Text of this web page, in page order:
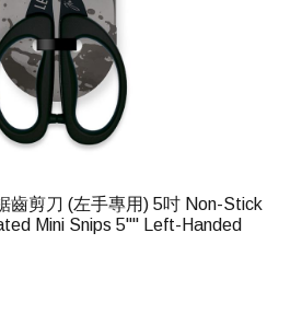
齒剪刀 (左手專用) 5吋 Non-Stick
Mini Snips 5"" Left-Handed